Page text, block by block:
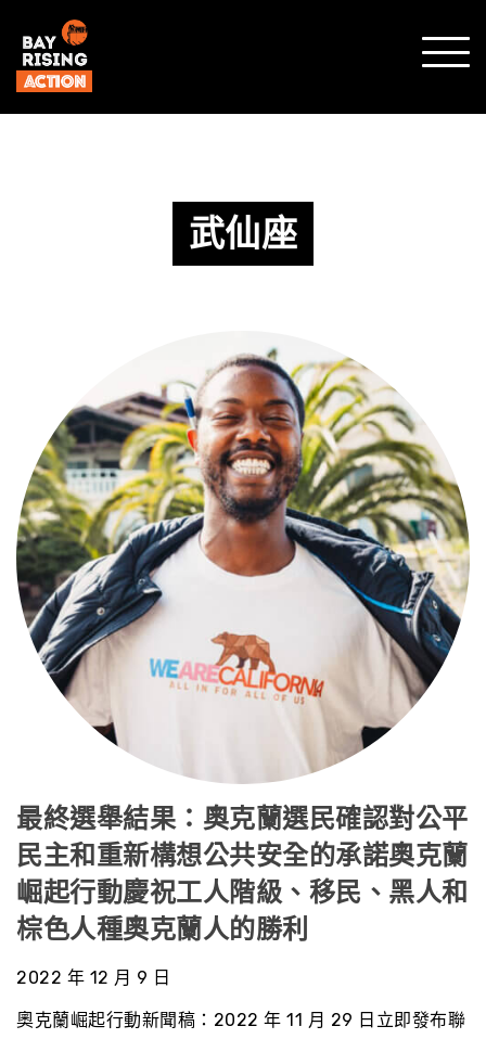
顯示
武仙座
最終選舉結果：奧克蘭選民確認對公平
民主和重新構想公共安全的承諾奧克蘭
崛起行動慶祝工人階級、移民、黑人和
棕色人種奧克蘭人的勝利
2022 年 12 月 9 日
奧克蘭崛起行動新聞稿：2022 年 11 月 29 日立即發布聯